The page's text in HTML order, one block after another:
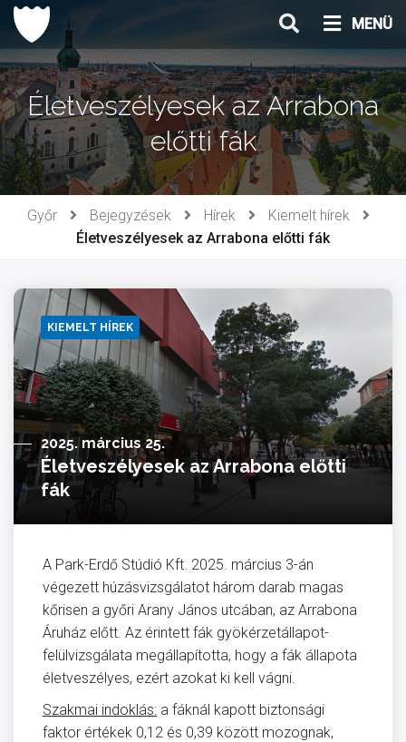
Ugrás
tartalomhoz
MENÜ
Életveszélyesek az Arrabona
előtti fák
Győr Bejegyzések Hírek
Kiemelt hírek
Életveszélyesek az Arrabona előtti fák
KIEMELT HÍREK
2025. március 25.
Életveszélyesek az Arrabona előtti
fák
A Park-Erdő Stúdió Kft. 2025. március 3-án
végezett húzásvizsgálatot három darab magas
kőrisen a győri Arany János utcában, az Arrabona
Áruház előtt. Az érintett fák gyökérzetállapot-
felülvizsgálata megállapította, hogy a fák állapota
életveszélyes, ezért azokat ki kell vágni.
Szakmai indoklás: a fáknál kapott biztonsági
faktor értékek 0,12 és 0,39 között mozognak,